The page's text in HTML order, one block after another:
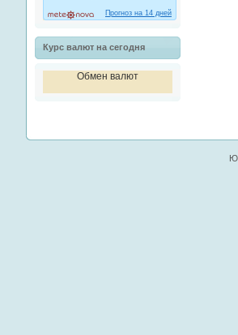
Курс валют на сегодня
Обмен валют